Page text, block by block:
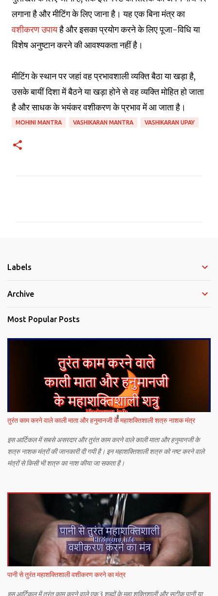
लगाना है और मीटिंग के लिए जाना है। यह एक बिना मंत्र का
वशीकरण उपायहै और इसका प्रयोग करने के लिए पूजा-विधि या
विशेष अनुष्टान करने की आवश्यकता नहीं है।
मीटिंग के स्थान पर जहां वह प्रभावशाली व्यक्ति बैठा या खड़ा है,
उसके बायीं दिशा में बैठने या खड़ा होने से वह व्यक्ति मोहित हो जाता
है और साधक के भयंकर वशीकरण के प्रभाव में आ जाता है।
MOHINI MANTRA VASHIKARAN MANTRA VASHIKARAN UPAY
n
s
Labels
Archive
Most Popular Posts
तुरंत काम करने वाले काली माता और हनुमानजी के महाशक्तिशाली शत्रु नाशक मंत्र
इस आर्टिकल में सबसे असरदार और तुरंत काम करने वाले काली माता और हनुमानजी के
शत्रु नाशक मंत्रों की जानकारी दी गयी है। इन महाशक्तिशाली शत्रु को नष्ट करने वाले
मंत्रों से किसी भी शत्रु का नाश कीया जा सकता है।
पानी से तुरंत महाशक्तिशाली वशीकरण करने का मंत्र
इस आर्टिकल में तुरंत काम करने वाले एक 3 शब्दों के महा शक्तिशाली और सटीक पानी या